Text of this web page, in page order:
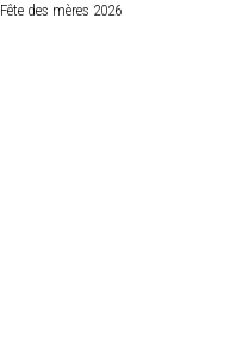
Fête des mères 2026